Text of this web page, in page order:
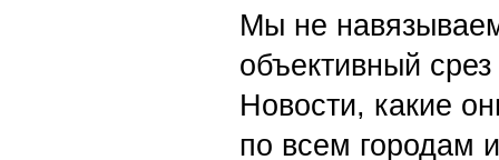
Мы не
объективный
Новости, какие
по всем городам